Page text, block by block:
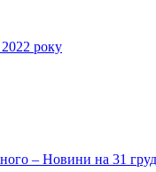
року
– Новини на 31